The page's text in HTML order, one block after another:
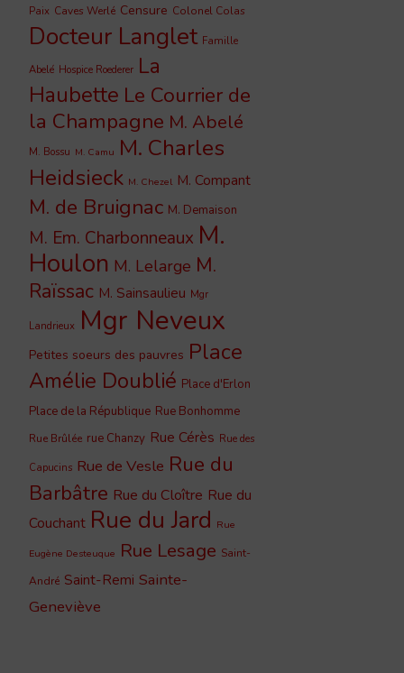
Paix Caves Werlé Censure Colonel Colas
Docteur Langlet Famille
Abelé Hospice Roederer La
Haubette Le Courrier de
la Champagne M. Abelé
M. Bossu M. Camu M. Charles
Heidsieck M. Chezel M. Compant
M. de Bruignac M. Demaison
M. Em. Charbonneaux M.
Houlon M. Lelarge M.
Raïssac M. Sainsaulieu Mgr
Landrieux Mgr Neveux
Petites soeurs des pauvres Place
Amélie Doublié Place d'Erlon
Place de la République Rue Bonhomme
Rue Brûlée rue Chanzy Rue Cérès Rue des
Capucins Rue de Vesle Rue du
Barbâtre Rue du Cloître Rue du
Couchant Rue du Jard Rue
Eugène Desteuque Rue Lesage Saint-
André Saint-Remi Sainte-
Geneviève